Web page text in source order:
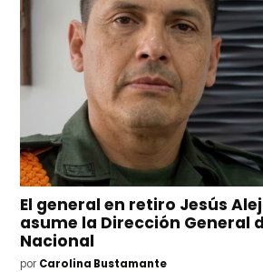
El general en retiro Jesús
asume la Dirección General
Nacional
por Carolina Bustamante